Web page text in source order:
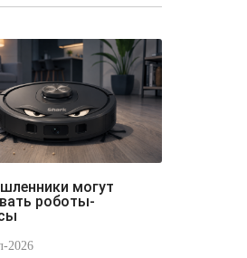
CSS / Линии и рамки /
/ Заработок
роботы-
2026